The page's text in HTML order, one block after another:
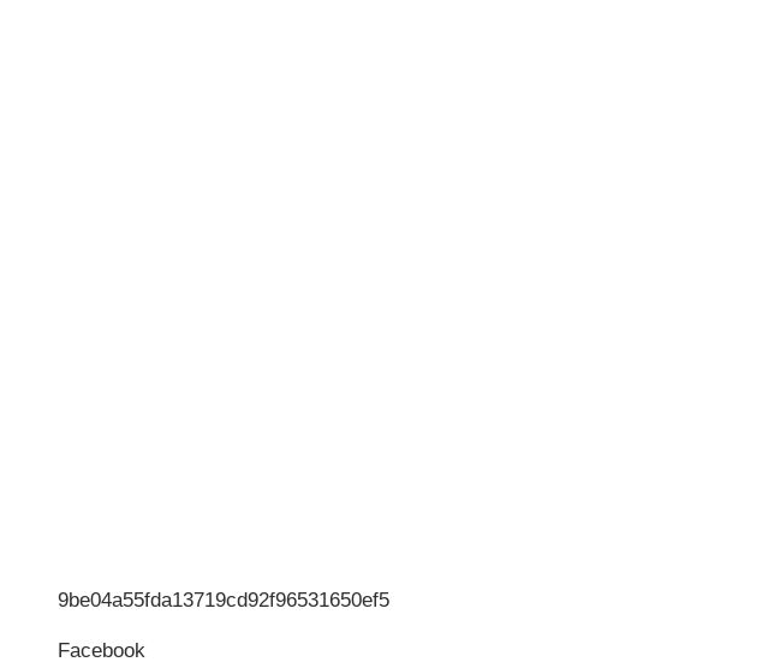
9be04a55fda13719cd92f96531650ef5
Facebook